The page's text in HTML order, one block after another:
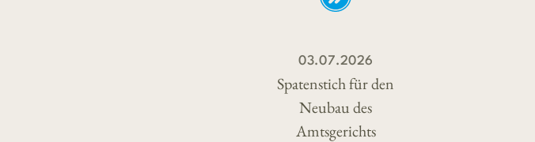
03.07.2026
Spatenstich für den
Neubau des
Amtsgerichts